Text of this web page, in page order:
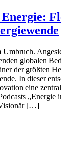
globalen
der größten
In dieser
eine
„Energie
[…]